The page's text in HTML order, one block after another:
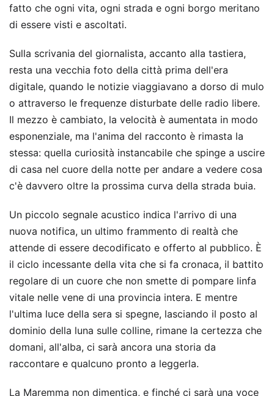
fatto che ogni vita, ogni strada e ogni borgo meritano
di essere visti e ascoltati.
Sulla scrivania del giornalista, accanto alla tastiera,
resta una vecchia foto della città prima dell'era
digitale, quando le notizie viaggiavano a dorso di mulo
o attraverso le frequenze disturbate delle radio libere.
Il mezzo è cambiato, la velocità è aumentata in modo
esponenziale, ma l'anima del racconto è rimasta la
stessa: quella curiosità instancabile che spinge a uscire
di casa nel cuore della notte per andare a vedere cosa
c'è davvero oltre la prossima curva della strada buia.
Un piccolo segnale acustico indica l'arrivo di una
nuova notifica, un ultimo frammento di realtà che
attende di essere decodificato e offerto al pubblico. È
il ciclo incessante della vita che si fa cronaca, il battito
regolare di un cuore che non smette di pompare linfa
vitale nelle vene di una provincia intera. E mentre
l'ultima luce della sera si spegne, lasciando il posto al
dominio della luna sulle colline, rimane la certezza che
domani, all'alba, ci sarà ancora una storia da
raccontare e qualcuno pronto a leggerla.
La Maremma non dimentica, e finché ci sarà una voce